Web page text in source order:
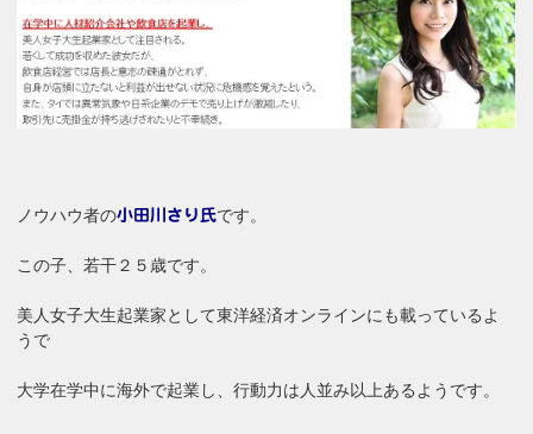
ノウハウ者の小田川さり氏です。
この子、若干２５歳です。
美人女子大生起業家として東洋経済オンラインにも載っているよ
うで
大学在学中に海外で起業し、行動力は人並み以上あるようです。